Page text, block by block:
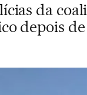
da
depois